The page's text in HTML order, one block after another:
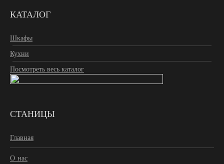
КАТАЛОГ
Шкафы
Кухни
Посмотреть весь каталог
СТАНИЦЫ
Главная
О нас